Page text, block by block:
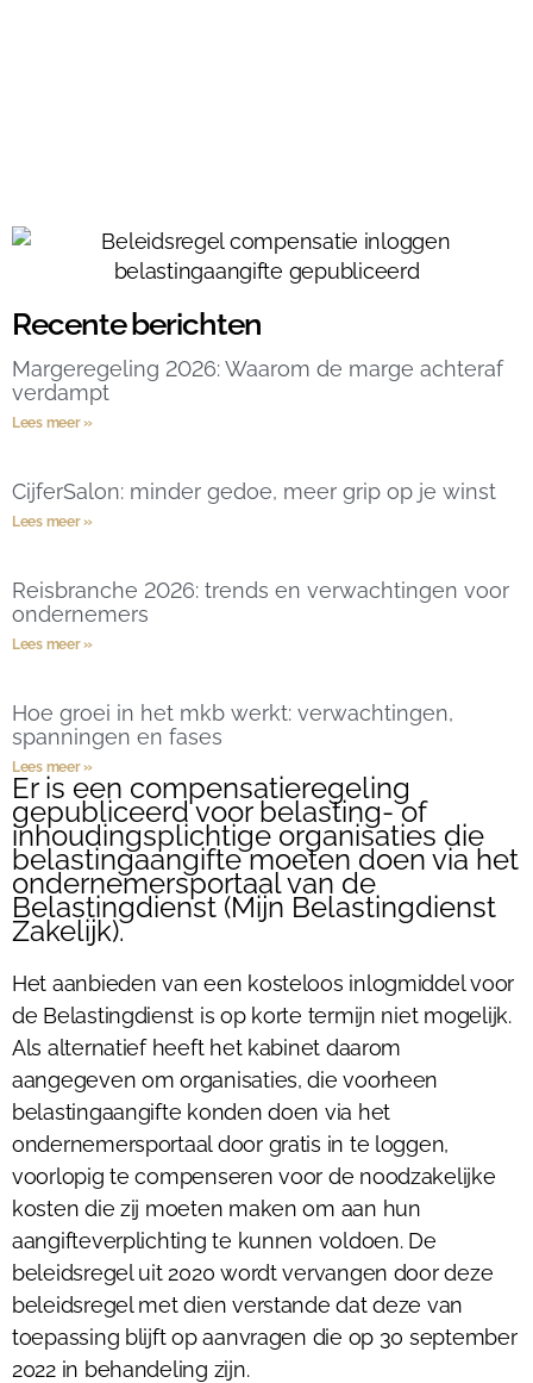
Recente berichten
Margeregeling 2026: Waarom de marge achteraf
verdampt
Lees meer »
CijferSalon: minder gedoe, meer grip op je winst
Lees meer »
Reisbranche 2026: trends en verwachtingen voor
ondernemers
Lees meer »
Hoe groei in het mkb werkt: verwachtingen,
spanningen en fases
Lees meer »
Er is een compensatieregeling
gepubliceerd voor belasting- of
inhoudingsplichtige organisaties die
belastingaangifte moeten doen via het
ondernemersportaal van de
Belastingdienst (Mijn Belastingdienst
Zakelijk).
Het aanbieden van een kosteloos inlogmiddel voor
de Belastingdienst is op korte termijn niet mogelijk.
Als alternatief heeft het kabinet daarom
aangegeven om organisaties, die voorheen
belastingaangifte konden doen via het
ondernemersportaal door gratis in te loggen,
voorlopig te compenseren voor de noodzakelijke
kosten die zij moeten maken om aan hun
aangifteverplichting te kunnen voldoen. De
beleidsregel uit 2020 wordt vervangen door deze
beleidsregel met dien verstande dat deze van
toepassing blijft op aanvragen die op 30 september
2022 in behandeling zijn.